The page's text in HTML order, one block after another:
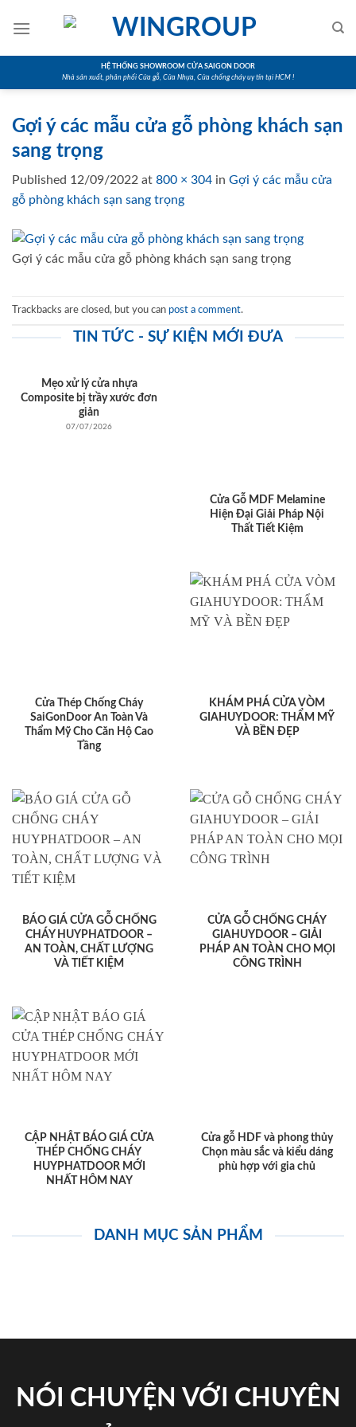
HỆ THỐNG SHOWROOM CỬA SAIGON DOOR
Nhà sản xuất, phân phối Cửa gỗ, Cửa Nhựa, Cửa chống cháy uy tín tại HCM !
Gợi ý các mẫu cửa gỗ phòng khách sạn
sang trọng
Published 12/09/2022 at 800 × 304 in Gợi ý các mẫu cửa
gỗ phòng khách sạn sang trọng
Gợi ý các mẫu cửa gỗ phòng khách sạn sang trọng
Trackbacks are closed, but you can post a comment.
TIN TỨC - SỰ KIỆN MỚI ĐƯA
Mẹo xử lý cửa nhựa
Composite bị trầy xước đơn
giản
07/07/2026
Cửa Gỗ MDF Melamine
Hiện Đại Giải Pháp Nội
Thất Tiết Kiệm
Cửa Thép Chống Cháy
SaiGonDoor An Toàn Và
Thẩm Mỹ Cho Căn Hộ Cao
Tầng
KHÁM PHÁ CỬA VÒM
GIAHUYDOOR: THẨM MỸ
VÀ BỀN ĐẸP
BÁO GIÁ CỬA GỖ CHỐNG
CHÁY HUYPHATDOOR –
AN TOÀN, CHẤT LƯỢNG
VÀ TIẾT KIỆM
CỬA GỖ CHỐNG CHÁY
GIAHUYDOOR – GIẢI
PHÁP AN TOÀN CHO MỌI
CÔNG TRÌNH
CẬP NHẬT BÁO GIÁ CỬA
THÉP CHỐNG CHÁY
HUYPHATDOOR MỚI
NHẤT HÔM NAY
Cửa gỗ HDF và phong thủy
Chọn màu sắc và kiểu dáng
phù hợp với gia chủ
DANH MỤC SẢN PHẨM
NÓI CHUYỆN VỚI CHUYÊN